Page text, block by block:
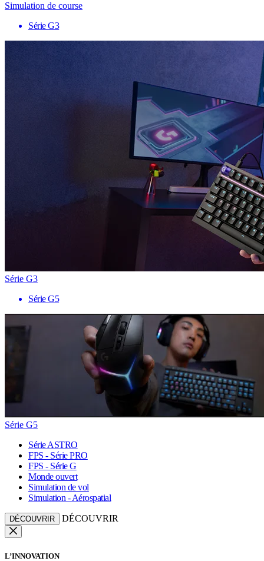
Simulation de course
Série G3
Série G3
Série G5
Série G5
Série ASTRO
FPS - Série PRO
FPS - Série G
Monde ouvert
Simulation de vol
Simulation - Aérospatial
DÉCOUVRIR DÉCOUVRIR
L’INNOVATION